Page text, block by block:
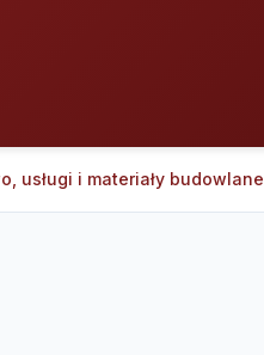
usługi i materiały budowlane